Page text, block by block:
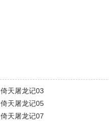
倚天屠龙记03
倚天屠龙记05
倚天屠龙记07